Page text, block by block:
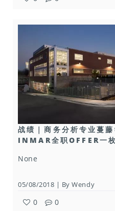
战绩｜商务分析专业蔓
INMAR全职OFFER一
None
05/08/2018 | By Wendy
0 0